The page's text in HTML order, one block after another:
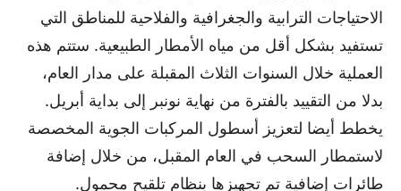
الاحتياجات الترابية والجغرافية والفلاحية للمناطق التي
تستفيد بشكل أقل من مياه الأمطار الطبيعية. ستتم هذه
العملية خلال السنوات الثلاث المقبلة على مدار العام،
بدلا من التقييد بالفترة من نهاية نونبر إلى بداية أبريل.
يخطط أيضا لتعزيز أسطول المركبات الجوية المخصصة
لاستمطار السحب في العام المقبل، من خلال إضافة
طائرات إضافية تم تجهيزها بنظام تلقيح محمول.